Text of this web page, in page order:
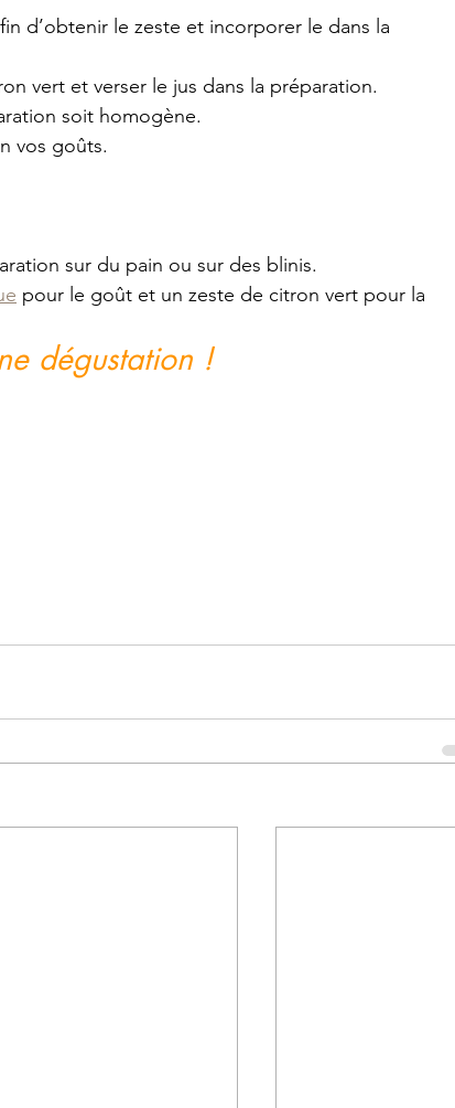
d’obtenir le zeste et incorporer le dans la
vert et verser le jus dans la préparation.
soit homogène.
vos goûts.
sur du pain ou sur des blinis.
pour le goût et un zeste de citron vert pour la
dégustation !